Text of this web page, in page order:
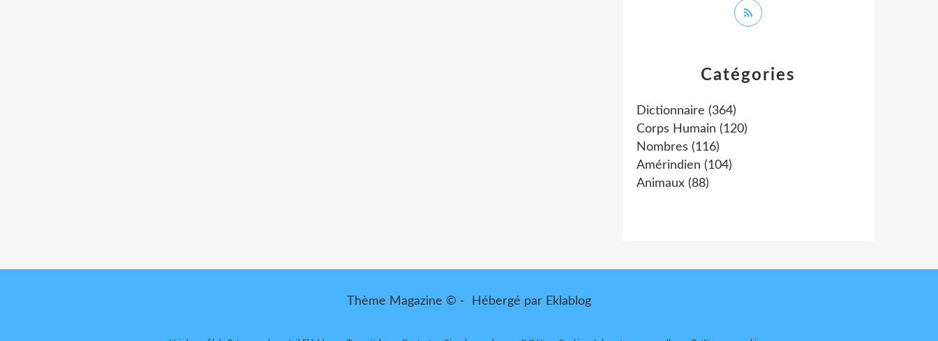
Catégories
Dictionnaire (364)
Corps Humain (120)
Nombres (116)
Amérindien (104)
Animaux (88)
Thème Magazine © - Hébergé par Eklablog